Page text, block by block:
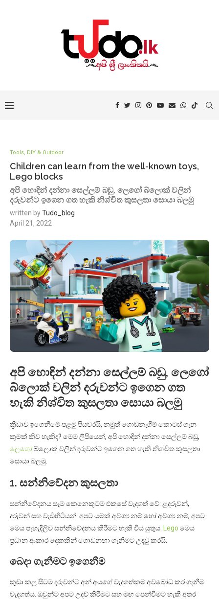
Tools, DIY & Outdoor
Children can learn from the well-known toys,
Lego blocks
අපි හොඳින් දන්නා සෙල්ලම් බඩු, ලෙගෝ බ්ලොක් වලින්
දරුවන්ට ඉගෙන ගත හැකි නිශ්චිත කුසලතා සොයා බලමු
written byTudo_blog
April 21, 2022
අපි හොඳින් දන්නා සෙල්ලම් බඩු, ලෙගෝ
බ්ලොක් වලින් දරුවන්ට ඉගෙන ගත
හැකි නිශ්චිත කුසලතා සොයා බලමු
ක්‍රීඩාව ඉගෙනීමේ පළමු පියවරයි, නමුත් ගොඩනැගීම් කොටස් ගැන
කුමක් කිව හැකිද? මෙම ලිපියෙන්, අපි හොඳින් දන්නා සෙල්ලම් බඩු,
ලෙගෝබ්ලොක් වලින් දරුවන්ට ඉගෙන ගත හැකි නිශ්චිත කුසලතා
සොයා බලමු.
1. සන්නිවේදන කුසලතා
සන්නිවේදනය සෑම කෙනෙකුටම එකසේ වැදගත් වේ: ළදරුවන්,
දරුවන් සහ වැඩිහිටියන්. අපට යමක් අවශ්‍ය නම් හෝ අවශ්‍ය නම්, අපට
මෙය පැහැදිලිව සන්නිවේදනය කිරීමට හැකි විය යුතුය. Lego මෙය
ප්‍රධාන ආකාර දෙකකින් ගොඩනඟා ගැනීමට උදවු කරයි.
බෙදා ගැනීමට ඉගෙනීම
කුඩා කල සිටම දරුවන්ට අන් අයගේ වැදගත්කම අවබෝධ කර ගැනීම
වැදගත්ය. ඔවුන්ට අපට උදව් කිරීමට සහ මඟ පෙන්වීමට හැකි අතර